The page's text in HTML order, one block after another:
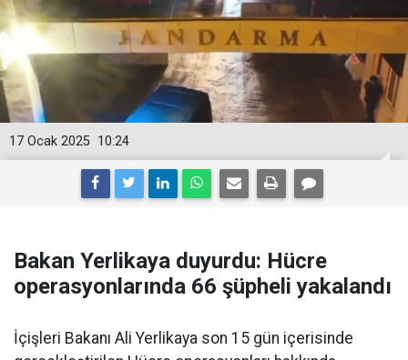
10:24
17 Ocak 2025
Bakan Yerlikaya duyurdu: Hücre
operasyonlarında 66 şüpheli yakalandı
İçişleri Bakanı Ali Yerlikaya son 15 gün içerisinde